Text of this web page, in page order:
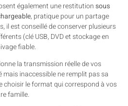
également une restitutionsous
, pratique pour un partage
il est conseillé de conserver plusieurs
(clé USB, DVD et stockage en
fiable.
la transmission réelle de vos
inaccessible ne remplit pas sa
choisir le format qui correspond à vos
famille.